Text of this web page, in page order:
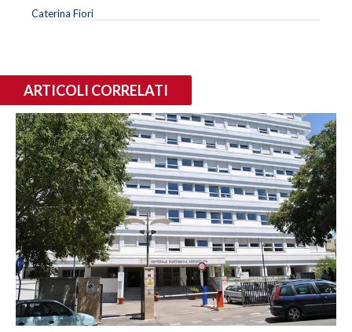
Caterina Fiori
ARTICOLI CORRELATI